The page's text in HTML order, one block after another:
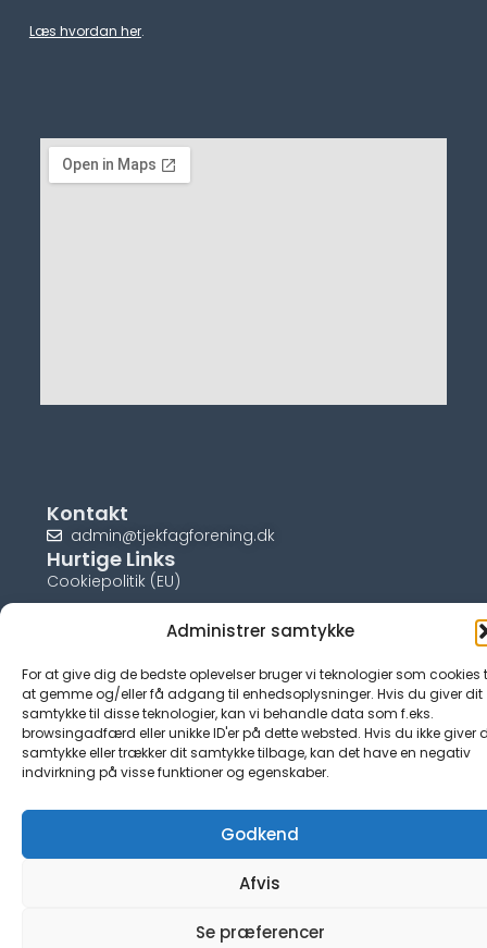
Administrer samtykke
For at give dig de bedste oplevelser bruger vi teknologier som cookies
at gemme og/eller få adgang til enhedsoplysninger. Hvis du giver dit
samtykke til disse teknologier, kan vi behandle data som f.eks.
browsingadfærd eller unikke ID'er på dette websted. Hvis du ikke giver
samtykke eller trækker dit samtykke tilbage, kan det have en negativ
indvirkning på visse funktioner og egenskaber.
Godkend
Afvis
Se præferencer
Læs hvordan her.
Kontakt
admin@tjekfagforening.dk
Hurtige Links
Cookiepolitik (EU)
© tjek-fagforening.dk